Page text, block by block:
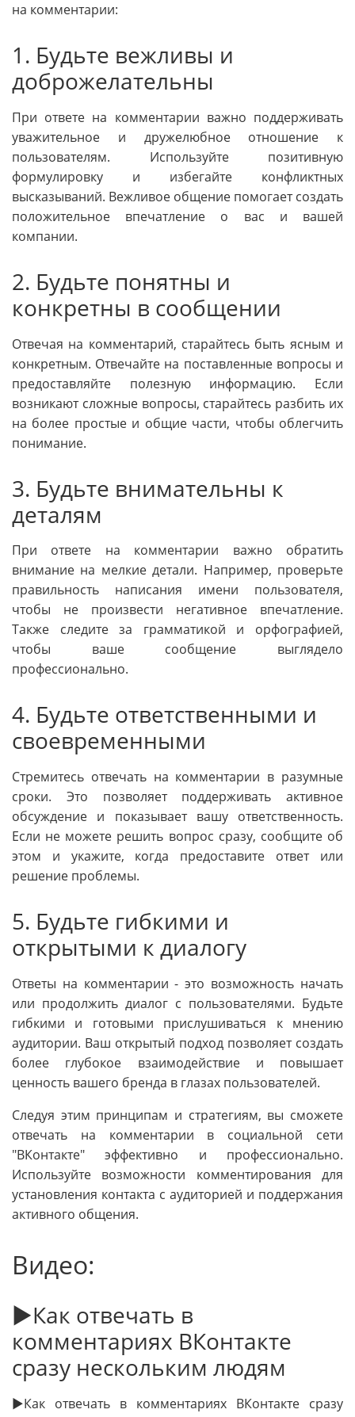
на комментарии:
1. Будьте вежливы и
доброжелательны
При ответе на комментарии важно поддерживать
уважительное и дружелюбное отношение к
пользователям. Используйте позитивную
формулировку и избегайте конфликтных
высказываний. Вежливое общение помогает создать
положительное впечатление о вас и вашей
компании.
2. Будьте понятны и
конкретны в сообщении
Отвечая на комментарий, старайтесь быть ясным и
конкретным. Отвечайте на поставленные вопросы и
предоставляйте полезную информацию. Если
возникают сложные вопросы, старайтесь разбить их
на более простые и общие части, чтобы облегчить
понимание.
3. Будьте внимательны к
деталям
При ответе на комментарии важно обратить
внимание на мелкие детали. Например, проверьте
правильность написания имени пользователя,
чтобы не произвести негативное впечатление.
Также следите за грамматикой и орфографией,
чтобы ваше сообщение выглядело
профессионально.
4. Будьте ответственными и
своевременными
Стремитесь отвечать на комментарии в разумные
сроки. Это позволяет поддерживать активное
обсуждение и показывает вашу ответственность.
Если не можете решить вопрос сразу, сообщите об
этом и укажите, когда предоставите ответ или
решение проблемы.
5. Будьте гибкими и
открытыми к диалогу
Ответы на комментарии - это возможность начать
или продолжить диалог с пользователями. Будьте
гибкими и готовыми прислушиваться к мнению
аудитории. Ваш открытый подход позволяет создать
более глубокое взаимодействие и повышает
ценность вашего бренда в глазах пользователей.
Следуя этим принципам и стратегиям, вы сможете
отвечать на комментарии в социальной сети
"ВКонтакте" эффективно и профессионально.
Используйте возможности комментирования для
установления контакта с аудиторией и поддержания
активного общения.
Видео:
►Как отвечать в
комментариях ВКонтакте
сразу нескольким людям
►Как отвечать в комментариях ВКонтакте сразу